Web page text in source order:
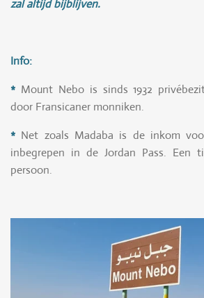
zal altijd bijblijven.
Info:
* Mount Nebo is sinds 1932
door Fransicaner monniken.
* Net zoals Madaba is de inkom
inbegrepen in de Jordan Pass. Een
persoon.